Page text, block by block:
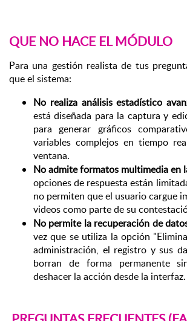
QUE NO HACE EL MÓDULO
Para una gestión realista de tus
que el sistema:
No realiza análisis estadístico
está diseñada para la captura y
para generar gráficos
variables complejos en tiempo
ventana.
No admite formatos multimedia en
opciones de respuesta están
no permiten que el usuario cargue
videos como parte de su
No permite la recuperación de
vez que se utiliza la opción
administración, el registro y sus
borran de forma permanente
deshacer la acción desde la interfaz.